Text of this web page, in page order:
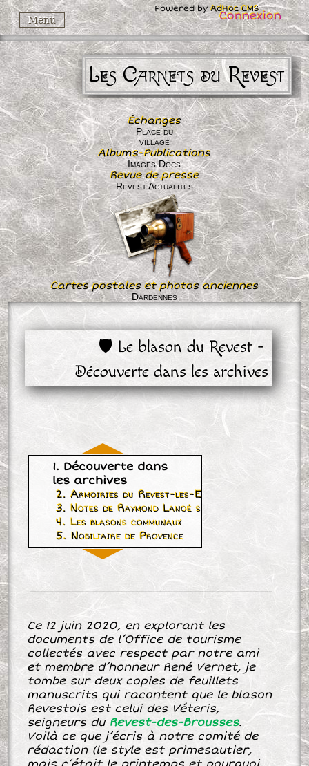
Menu
Les Carnets du Revest
Connexion
Place du
village
Échanges
Images Docs
Albums-Publications
Revest Actualités
Revue de presse
Dardennes
Cartes postales et photos anciennes
🛡 Le blason du Revest -
Découverte dans les archives
1. Découverte dans
les archives
2. Armoiries du Revest-les-Eaux
3. Notes de Raymond Lanoé sur la famille de
4. Les blasons communaux
5. Nobiliaire de Provence
Ce 12 juin 2020, en explorantles
documents de l’Office de tourisme
collectés avec respect par notre ami
et membre d’honneur René Vernet, je
tombe sur deux copies de feuillets
manuscrits qui racontent que le blason
Revestois est celui des Véteris,
seigneurs du Revest-des-Brousses.
Voilà ce que j’écris à notre comité de
rédaction (le style est primesautier,
Powered byAdHoc CMS